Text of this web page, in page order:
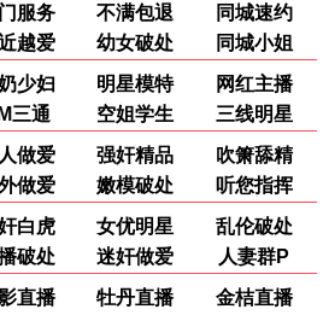
科幻